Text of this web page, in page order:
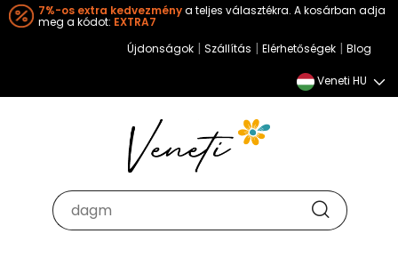
7%-os extra kedvezménya teljes választékra. A kosárban adja
meg a kódot: EXTRA7
Újdonságok | Szállítás | Elérhetőségek | Blog
Veneti HU